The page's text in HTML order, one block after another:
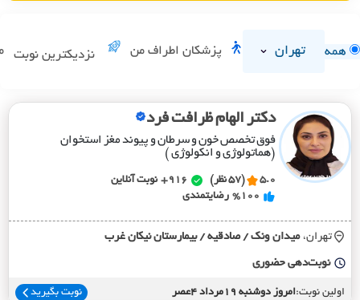
همه تهران پزشکان اطراف من نزدیکترین نوبت
دکتر الهام ظرافت فرد
فوق تخصص خون و سرطان و پیوند مغز استخوان
(هماتولوژی و انکولوژی )
5.0 (57 نظر) 916+
نوبت آنلاین
%100 رضایتمندی
تهران، ميدان ونک / صادقيه / بيمارستان نيکان غرب
نوبت‌دهی حضوری
اولین نوبت:امروز دوشنبه 19مرداد 4عصر نوبت بگیرید